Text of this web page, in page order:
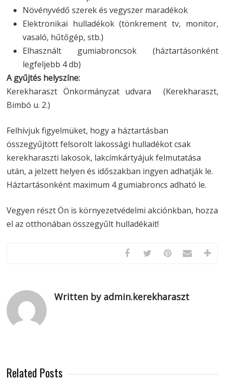
Növényvédő szerek és vegyszer maradékok
Elektronikai hulladékok (tönkrement tv, monitor,
vasaló, hűtőgép, stb.)
Elhasznált gumiabroncsok (háztartásonként
legfeljebb 4 db)
A gyűjtés helyszíne:
Kerekharaszt Önkormányzat udvara (Kerekharaszt,
Bimbó u. 2.)
Felhívjuk figyelmüket, hogy a háztartásban
összegyűjtött felsorolt lakossági hulladékot csak
kerekharaszti lakosok, lakcímkártyájuk felmutatása
után, a jelzett helyen és időszakban ingyen adhatják le.
Háztartásonként maximum 4 gumiabroncs adható le.
Vegyen részt Ön is környezetvédelmi akciónkban, hozza
el az otthonában összegyűlt hulladékait!
Written by admin.kerekharaszt
Related Posts